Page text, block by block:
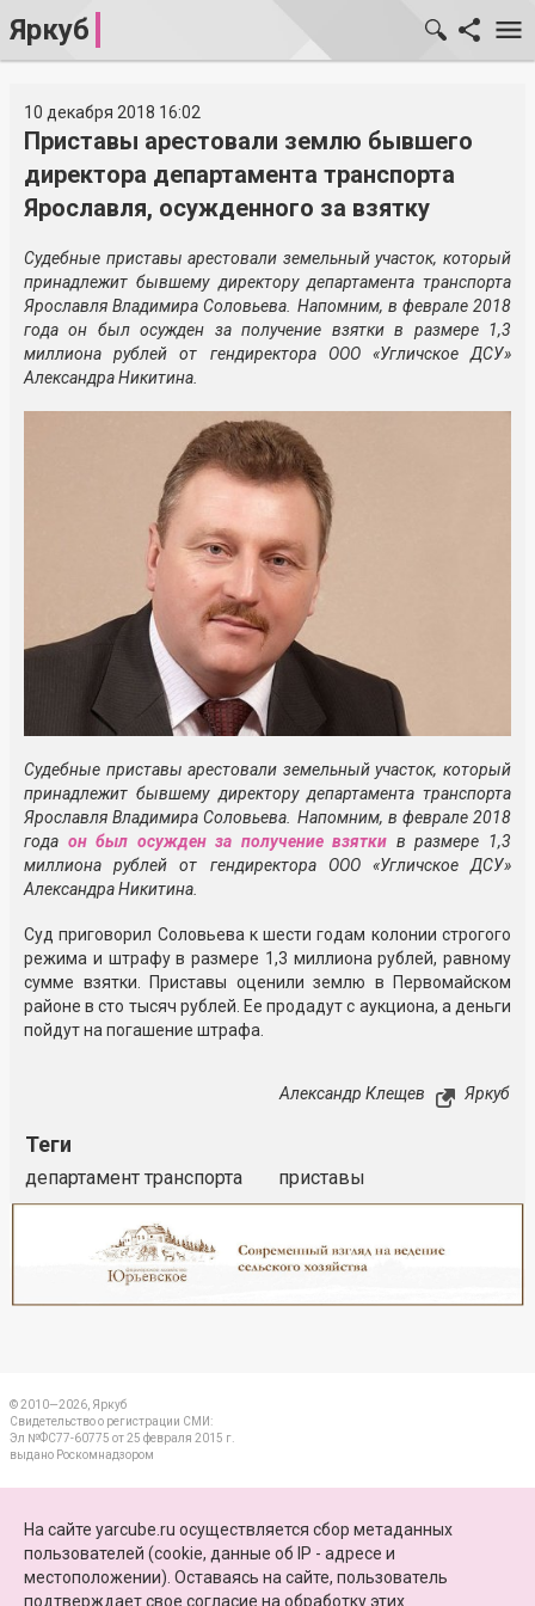
Яркуб
10 декабря 2018 16:02
Приставы арестовали землю бывшего
директора департамента транспорта
Ярославля, осужденного за взятку
Судебные приставы арестовали земельный участок, который
принадлежит бывшему директору департамента транспорта
Ярославля Владимира Соловьева. Напомним, в феврале 2018
года он был осужден за получение взятки в размере 1,3
миллиона рублей от гендиректора ООО «Угличское ДСУ»
Александра Никитина.
Судебные приставы арестовали земельный участок, который
принадлежит бывшему директору департамента транспорта
Ярославля Владимира Соловьева. Напомним, в феврале 2018
года он был осужден за получение взятки в размере 1,3
миллиона рублей от гендиректора ООО «Угличское ДСУ»
Александра Никитина.
Суд приговорил Соловьева к шести годам колонии строгого
режима и штрафу в размере 1,3 миллиона рублей, равному
сумме взятки. Приставы оценили землю в Первомайском
районе в сто тысяч рублей. Ее продадут с аукциона, а деньги
пойдут на погашение штрафа.
Александр Клещев Яркуб
Теги
департамент транспорта приставы
© 2010—2026, Яркуб
Свидетельство о регистрации СМИ:
Эл №ФС77-60775 от 25 февраля 2015 г.
выдано Роскомнадзором
ПАРТНЕРЫ
На сайте yarcube.ru осуществляется сбор метаданных
пользователей (cookie, данные об IP - адресе и
местоположении). Оставаясь на сайте, пользователь
подтверждает свое согласие на обработку этих